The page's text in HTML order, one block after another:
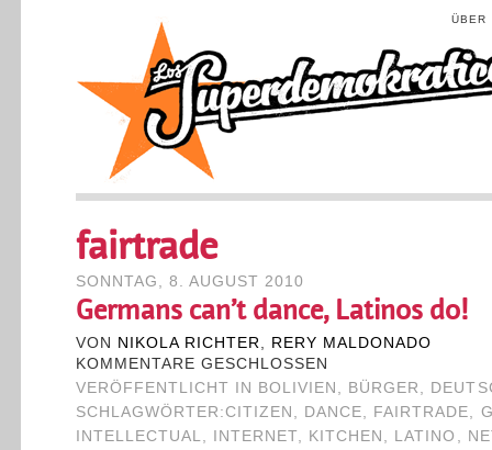
ÜBER
fairtrade
SONNTAG, 8. AUGUST 2010
Germans can’t dance, Latinos do!
VON NIKOLA RICHTER, RERY MALDONADO
KOMMENTARE GESCHLOSSEN
VERÖFFENTLICHT IN
BOLIVIEN , BÜRGER ,
SCHLAGWÖRTER:CITIZEN , DANCE, FAIRTRADE,
INTELLECTUAL, INTERNET, KITCHEN , LATINO ,